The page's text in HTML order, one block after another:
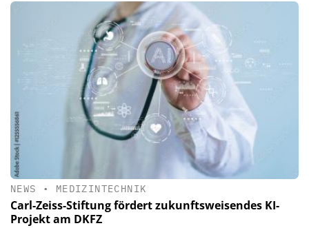
NEWS • MEDIZINTECHNIK
Carl-Zeiss-Stiftung fördert zukunftsweisendes KI-
Projekt am DKFZ